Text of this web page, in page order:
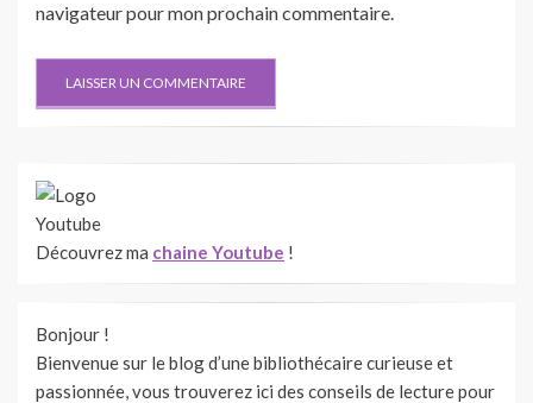
navigateur pour mon prochain commentaire.
Découvrez ma chaine Youtube !
Bonjour !
Bienvenue sur le blog d’une bibliothécaire curieuse et
passionnée, vous trouverez ici des conseils de lecture pour